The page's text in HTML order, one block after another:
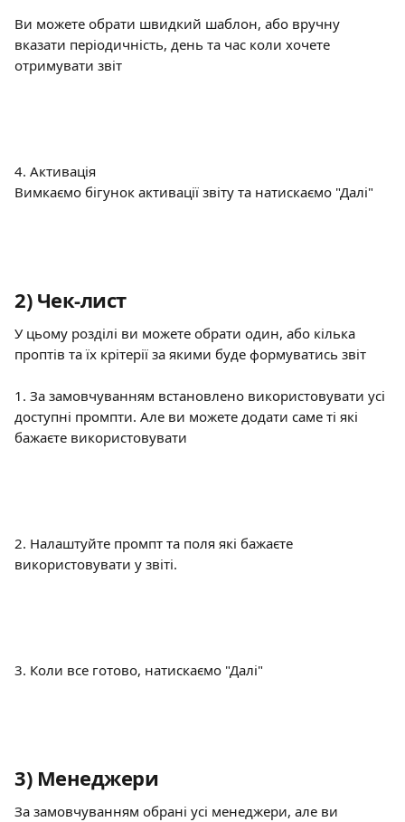
Ви можете обрати швидкий шаблон, або вручну
вказати періодичність, день та час коли хочете
отримувати звіт
4. Активація
Вимкаємо бігунок активації звіту та натискаємо "Далі"
2) Чек-лист
У цьому розділі ви можете обрати один, або кілька
проптів та їх крітерії за якими буде формуватись звіт
1. За замовчуванням встановлено використовувати усі
доступні промпти. Але ви можете додати саме ті які
бажаєте використовувати
2. Налаштуйте промпт та поля які бажаєте
використовувати у звіті.
3. Коли все готово, натискаємо "Далі"
3) Менеджери
За замовчуванням обрані усі менеджери, але ви